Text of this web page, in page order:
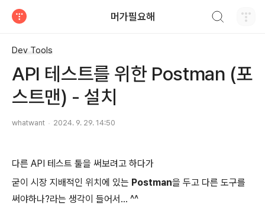
머가필요해
Dev Tools
API 테스트를 위한 Postman (포
스트맨) - 설치
whatwant 2024. 9. 29. 14:50
다른 API 테스트 툴을 써보려고 하다가
굳이 시장 지배적인 위치에 있는 Postman을 두고 다른 도구를
써야하나?라는 생각이 들어서... ^^